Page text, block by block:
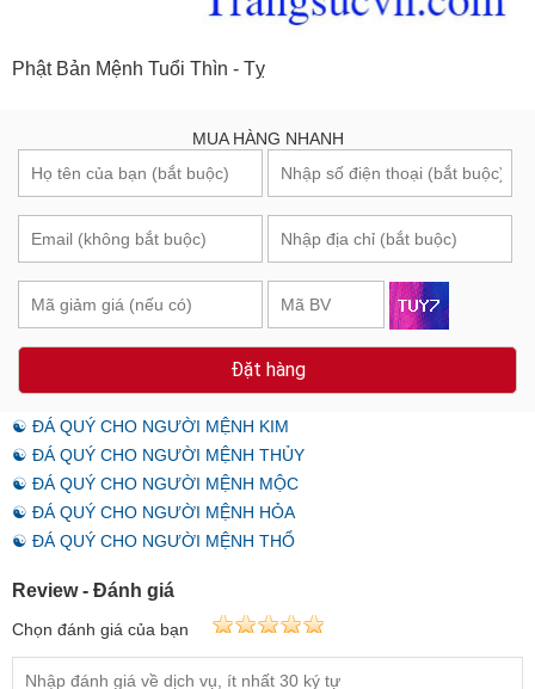
Phật Bản Mệnh Tuổi Thìn - Tỵ
MUA HÀNG NHANH
Đặt hàng
☯ ĐÁ QUÝ CHO NGƯỜI MỆNH KIM
☯ ĐÁ QUÝ CHO NGƯỜI MỆNH THỦY
☯ ĐÁ QUÝ CHO NGƯỜI MỆNH MỘC
☯ ĐÁ QUÝ CHO NGƯỜI MỆNH HỎA
☯ ĐÁ QUÝ CHO NGƯỜI MỆNH THỔ
Review - Đánh giá
Chọn đánh giá của bạn